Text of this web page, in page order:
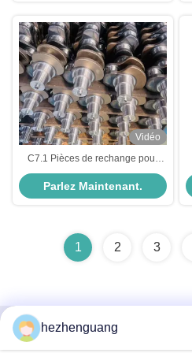
Vidéo
C7.1 Pièces de rechange pour
moteur pour vilebrequin 376-4074
Parlez Maintenant.
1 2 3
Contactez rapidement
hezhenguang